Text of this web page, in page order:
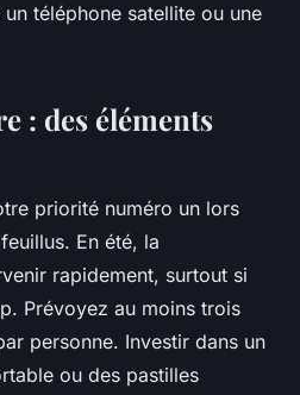
téléphone satellite ou une
: des éléments
priorité numéro un lors
En été, la
rapidement, surtout si
Prévoyez au moins trois
personne. Investir dans un
ou des pastilles